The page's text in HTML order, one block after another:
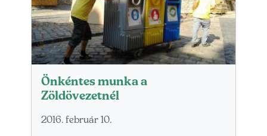
Önkéntes munka a
Zöldövezetnél
2016. február 10.